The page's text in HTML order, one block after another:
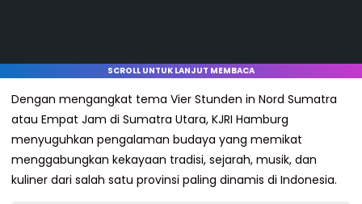
SCROLL UNTUK LANJUT MEMBACA
Dengan mengangkat tema Vier Stunden in Nord Sumatra
atau Empat Jam di Sumatra Utara, KJRI Hamburg
menyuguhkan pengalaman budaya yang memikat
menggabungkan kekayaan tradisi, sejarah, musik, dan
kuliner dari salah satu provinsi paling dinamis di Indonesia.